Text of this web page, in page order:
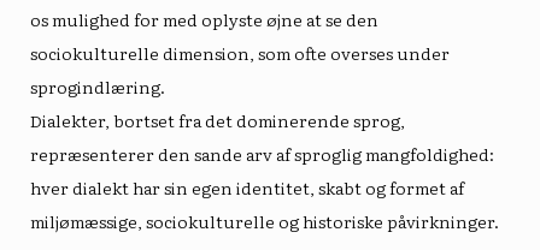
os mulighed for med oplyste øjne at se den
sociokulturelle dimension, som ofte overses under
sprogindlæring.
Dialekter, bortset fra det dominerende sprog,
repræsenterer den sande arv af sproglig mangfoldighed:
hver dialekt har sin egen identitet, skabt og formet af
miljømæssige, sociokulturelle og historiske påvirkninger.